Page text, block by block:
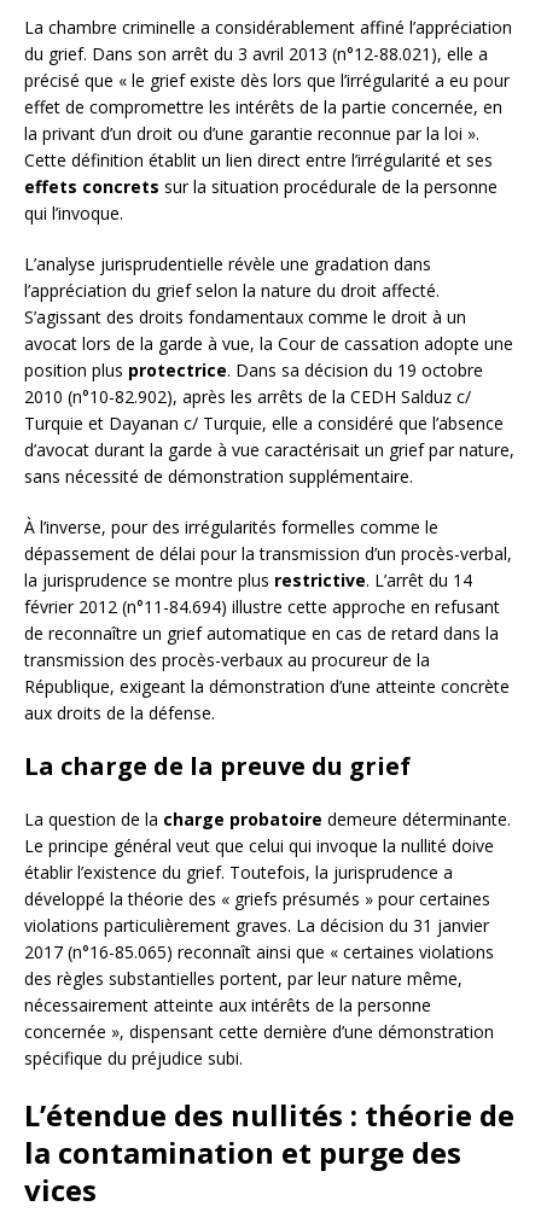
La chambre criminelle a considérablement affiné l’appréciation
du grief. Dans son arrêt du 3 avril 2013 (n°12-88.021), elle a
précisé que « le grief existe dès lors que l’irrégularité a eu pour
effet de compromettre les intérêts de la partie concernée, en
la privant d’un droit ou d’une garantie reconnue par la loi ».
Cette définition établit un lien direct entre l’irrégularité et ses
effets concrets sur la situation procédurale de la personne
qui l’invoque.
L’analyse jurisprudentielle révèle une gradation dans
l’appréciation du grief selon la nature du droit affecté.
S’agissant des droits fondamentaux comme le droit à un
avocat lors de la garde à vue, la Cour de cassation adopte une
position plus protectrice. Dans sa décision du 19 octobre
2010 (n°10-82.902), après les arrêts de la CEDH Salduz c/
Turquie et Dayanan c/ Turquie, elle a considéré que l’absence
d’avocat durant la garde à vue caractérisait un grief par nature,
sans nécessité de démonstration supplémentaire.
À l’inverse, pour des irrégularités formelles comme le
dépassement de délai pour la transmission d’un procès-verbal,
la jurisprudence se montre plus restrictive. L’arrêt du 14
février 2012 (n°11-84.694) illustre cette approche en refusant
de reconnaître un grief automatique en cas de retard dans la
transmission des procès-verbaux au procureur de la
République, exigeant la démonstration d’une atteinte concrète
aux droits de la défense.
La charge de la preuve du grief
La question de la charge probatoire demeure déterminante.
Le principe général veut que celui qui invoque la nullité doive
établir l’existence du grief. Toutefois, la jurisprudence a
développé la théorie des « griefs présumés » pour certaines
violations particulièrement graves. La décision du 31 janvier
2017 (n°16-85.065) reconnaît ainsi que « certaines violations
des règles substantielles portent, par leur nature même,
nécessairement atteinte aux intérêts de la personne
concernée », dispensant cette dernière d’une démonstration
spécifique du préjudice subi.
L’étendue des nullités : théorie de
la contamination et purge des
vices